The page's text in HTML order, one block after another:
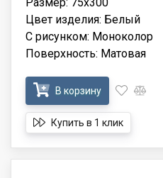
Цвет изделия: Белый
С рисунком: Моноколор
Поверхность: Матовая
В корзину
Купить в 1 клик